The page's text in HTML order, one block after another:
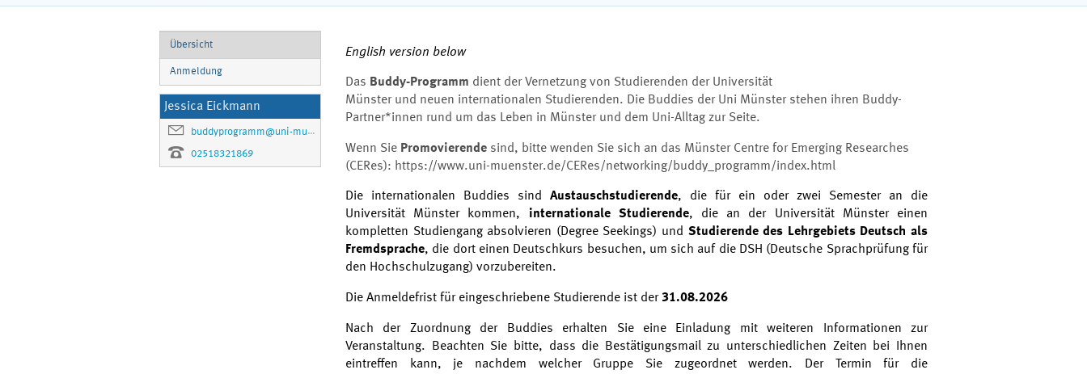
Veranstaltungsmenü
Übersicht
Anmeldung
Jessica Eickmann
buddyprogramm@uni-muenster.de
02518321869
English version below
Das Buddy-Programm dient der Vernetzung von Studierenden der Universität
Münster und neuen internationalen Studierenden. Die Buddies der Uni Münster stehen ihren Buddy-
Partner*innen rund um das Leben in Münster und dem Uni-Alltag zur Seite.
Wenn Sie Promovierende sind, bitte wenden Sie sich an das Münster Centre for Emerging Researches
(CERes): https://www.uni-muenster.de/CERes/networking/buddy_programm/index.html
Die internationalen Buddies sind Austauschstudierende, die für ein oder zwei Semester an die
Universität Münster kommen, internationale Studierende, die an der Universität Münster einen
kompletten Studiengang absolvieren (Degree Seekings) und Studierende des Lehrgebiets Deutsch als
Fremdsprache, die dort einen Deutschkurs besuchen, um sich auf die DSH (Deutsche Sprachprüfung für
den Hochschulzugang) vorzubereiten.
Die Anmeldefrist für eingeschriebene Studierende ist der31.08.2026
Nach der Zuordnung der Buddies erhalten Sie eine Einladung mit weiteren Informationen zur
Veranstaltung. Beachten Sie bitte, dass die Bestätigungsmail zu unterschiedlichen Zeiten bei Ihnen
eintreffen kann, je nachdem welcher Gruppe Sie zugeordnet werden. Der Termin für die